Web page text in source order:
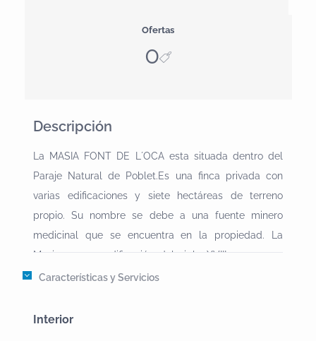
Ofertas
0
Descripción
La MASIA FONT DE L´OCA esta situada dentro del
Paraje Natural de Poblet.Es una finca privada con
varias edificaciones y siete hectáreas de terreno
propio. Su nombre se debe a una fuente minero
medicinal que se encuentra en la propiedad. La
Masia es una edificación del siglo XVIII aunque su
historia comienza en el siglo XIV como una pequeña
Recogida de setas, Bicicleta de montaña - BTT,
Características y Servicios
Interior